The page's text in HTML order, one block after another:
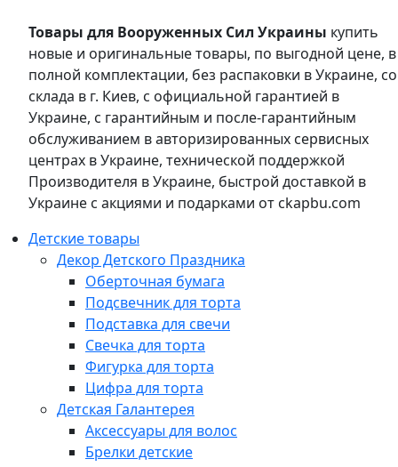
Товары для Вооруженных Сил Украины купить
новые и оригинальные товары, по выгодной цене, в
полной комплектации, без распаковки в Украине, со
склада в г. Киев, с официальной гарантией в
Украине, с гарантийным и после-гарантийным
обслуживанием в авторизированных сервисных
центрах в Украине, технической поддержкой
Производителя в Украине, быстрой доставкой в
Украине с акциями и подарками от ckapbu.com
Детские товары
Декор Детского Праздника
Оберточная бумага
Подсвечник для торта
Подставка для свечи
Свечка для торта
Фигурка для торта
Цифра для торта
Детская Галантерея
Аксессуары для волос
Брелки детские